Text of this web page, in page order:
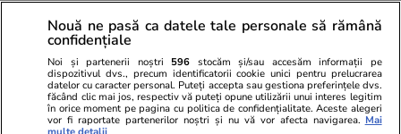
Bani și Afaceri 03 aug.
Cine poate retrage banii din
contul unei persoane decedate
Nouă ne pasă ca datele tale personale să rămână
confidențiale
Noi și partenerii noștri 596 stocăm și/sau accesăm informații pe
dispozitivul dvs., precum identificatorii cookie unici pentru prelucrarea
datelor cu caracter personal. Puteți accepta sau gestiona preferințele dvs.
făcând clic mai jos, respectiv vă puteți opune utilizării unui interes legitim
în orice moment pe pagina cu politica de confidențialitate. Aceste alegeri
vor fi raportate partenerilor noștri și nu vă vor afecta navigarea. Mai